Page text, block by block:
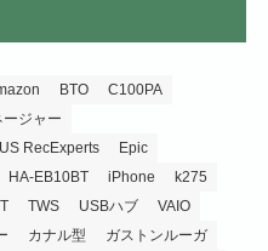
BTO
C100PA
ジャー
RecExperts
Epic
HA-EB10BT iPhone
k275
TWS USBハブ
VAIO
カナル型
ガストンルーガ